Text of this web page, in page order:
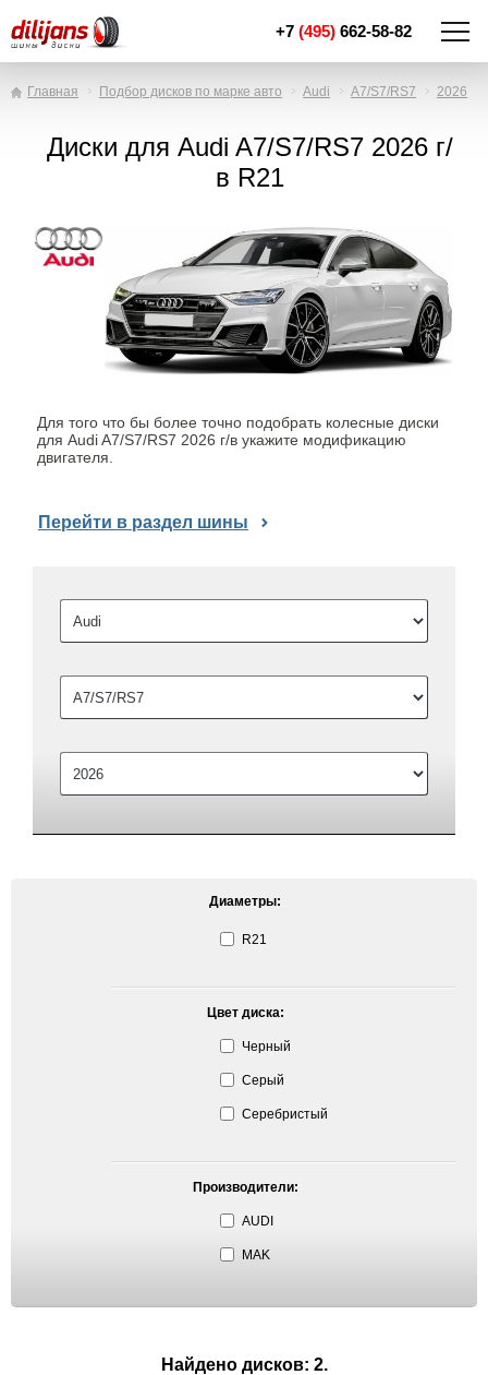
+7 (495) 662-58-82
Главная Подбор дисков по марке авто Audi A7/S7/RS7 2026
Диски для Audi A7/S7/RS7 2026 г/
в R21
Для того что бы более точно подобрать колесные диски
для Audi A7/S7/RS7 2026 г/в укажите модификацию
двигателя.
Перейти в раздел шины
Диаметры:
R21
Цвет диска:
Черный
Серый
Серебристый
Производители:
AUDI
MAK
Найдено дисков: 2.